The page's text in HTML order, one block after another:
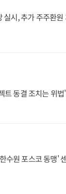
시, 추가 주주환원
동결 조치는 위
수원 포스코 동맹'